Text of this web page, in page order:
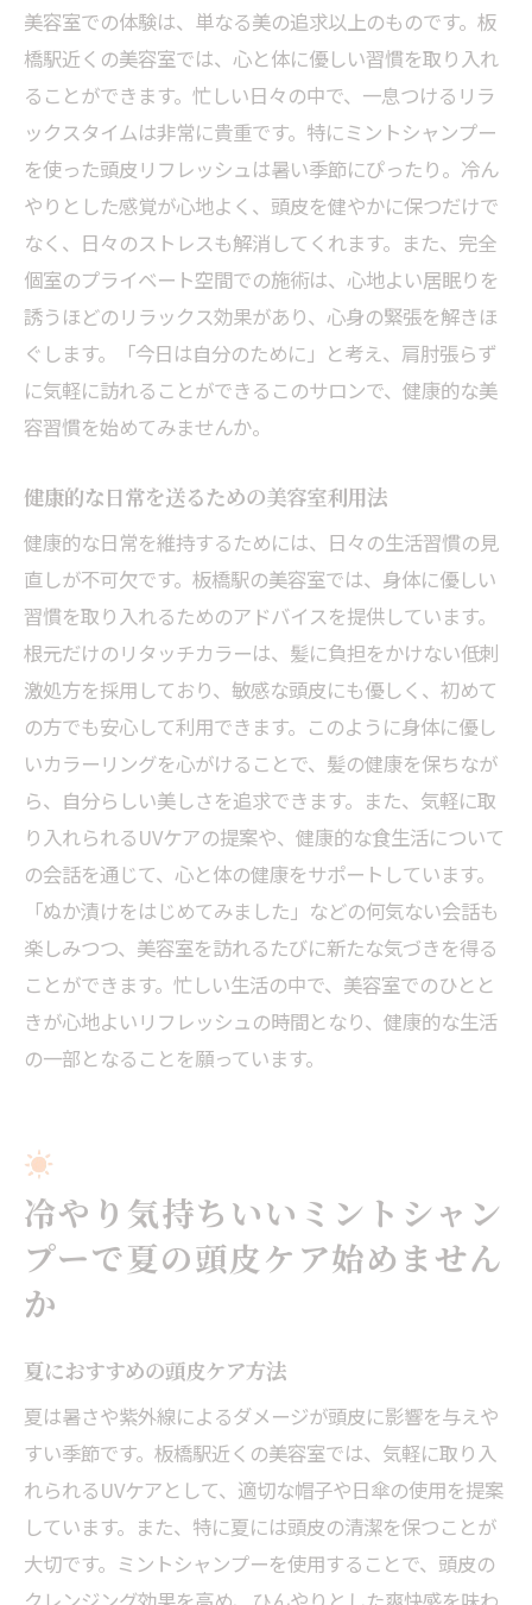
美容室での体験は、単なる美の追求以上のものです。板
橋駅近くの美容室では、心と体に優しい習慣を取り入れ
ることができます。忙しい日々の中で、一息つけるリラ
ックスタイムは非常に貴重です。特にミントシャンプー
を使った頭皮リフレッシュは暑い季節にぴったり。冷ん
やりとした感覚が心地よく、頭皮を健やかに保つだけで
なく、日々のストレスも解消してくれます。また、完全
個室のプライベート空間での施術は、心地よい居眠りを
誘うほどのリラックス効果があり、心身の緊張を解きほ
ぐします。「今日は自分のために」と考え、肩肘張らず
に気軽に訪れることができるこのサロンで、健康的な美
容習慣を始めてみませんか。
健康的な日常を送るための美容室利用法
健康的な日常を維持するためには、日々の生活習慣の見
直しが不可欠です。板橋駅の美容室では、身体に優しい
習慣を取り入れるためのアドバイスを提供しています。
根元だけのリタッチカラーは、髪に負担をかけない低刺
激処方を採用しており、敏感な頭皮にも優しく、初めて
の方でも安心して利用できます。このように身体に優し
いカラーリングを心がけることで、髪の健康を保ちなが
ら、自分らしい美しさを追求できます。また、気軽に取
り入れられるUVケアの提案や、健康的な食生活について
の会話を通じて、心と体の健康をサポートしています。
「ぬか漬けをはじめてみました」などの何気ない会話も
楽しみつつ、美容室を訪れるたびに新たな気づきを得る
ことができます。忙しい生活の中で、美容室でのひとと
きが心地よいリフレッシュの時間となり、健康的な生活
の一部となることを願っています。
冷やり気持ちいいミントシャン
プーで夏の頭皮ケア始めません
か
夏におすすめの頭皮ケア方法
夏は暑さや紫外線によるダメージが頭皮に影響を与えや
すい季節です。板橋駅近くの美容室では、気軽に取り入
れられるUVケアとして、適切な帽子や日傘の使用を提案
しています。また、特に夏には頭皮の清潔を保つことが
大切です。ミントシャンプーを使用することで、頭皮の